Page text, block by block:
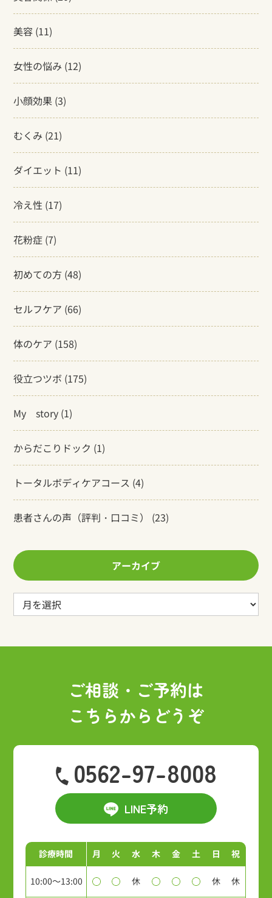
美容 (11)
女性の悩み (12)
小顔効果 (3)
むくみ (21)
ダイエット (11)
冷え性 (17)
花粉症 (7)
初めての方 (48)
セルフケア (66)
体のケア (158)
役立つツボ (175)
My story (1)
からだこりドック (1)
トータルボディケアコース (4)
患者さんの声（評判・口コミ） (23)
アーカイブ
ー
ご相談・ご予約は
こちらからどうぞ
0562-97-8008
LINE予約
診療時間 月 火 水 木 金 土 日 祝
10:00～13:00 休 休 休